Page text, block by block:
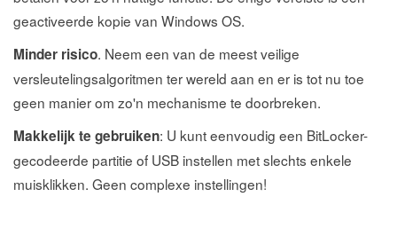
geactiveerde kopie van Windows OS.
Minder risico. Neem een van de meest veilige
versleutelingsalgoritmen ter wereld aan en er is tot nu toe
geen manier om zo'n mechanisme te doorbreken.
Makkelijk te gebruiken: U kunt eenvoudig een BitLocker-
gecodeerde partitie of USB instellen met slechts enkele
muisklikken. Geen complexe instellingen!